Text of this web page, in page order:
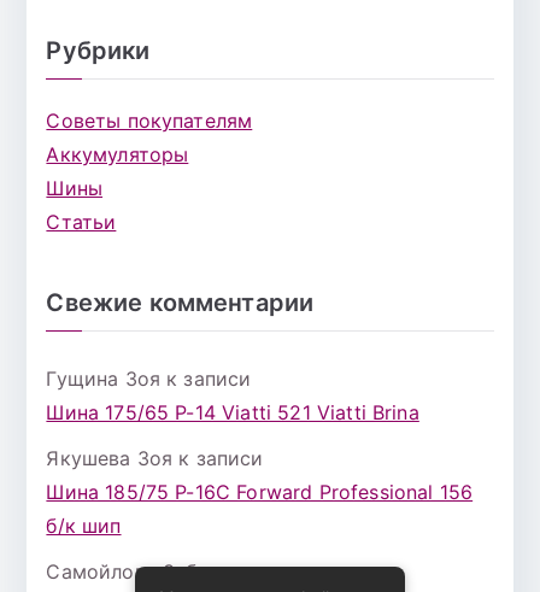
Рубрики
Советы покупателям
Аккумуляторы
Шины
Статьи
Свежие комментарии
Гущина Зоя к записи
Шина 175/65 Р-14 Viatti 521 Viatti Brina
Якушева Зоя к записи
Шина 185/75 Р-16С Forward Professional 156
б/к шип
Самойлова Забавак записи